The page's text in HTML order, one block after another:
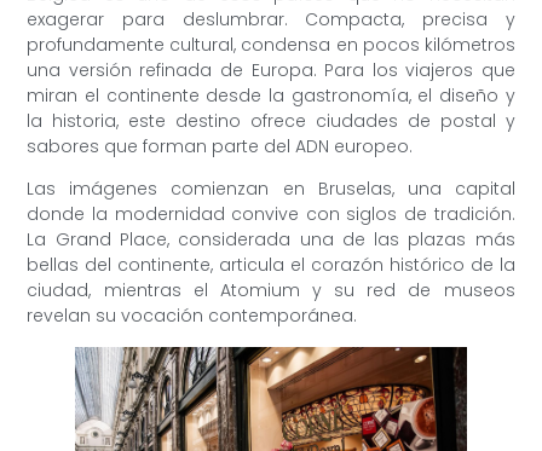
exagerar para deslumbrar. Compacta, precisa y
profundamente cultural, condensa en pocos kilómetros
una versión refinada de Europa. Para los viajeros que
miran el continente desde la gastronomía, el diseño y
la historia, este destino ofrece ciudades de postal y
sabores que forman parte del ADN europeo.
Las imágenes comienzan en Bruselas, una capital
donde la modernidad convive con siglos de tradición.
La Grand Place, considerada una de las plazas más
bellas del continente, articula el corazón histórico de la
ciudad, mientras el Atomium y su red de museos
revelan su vocación contemporánea.